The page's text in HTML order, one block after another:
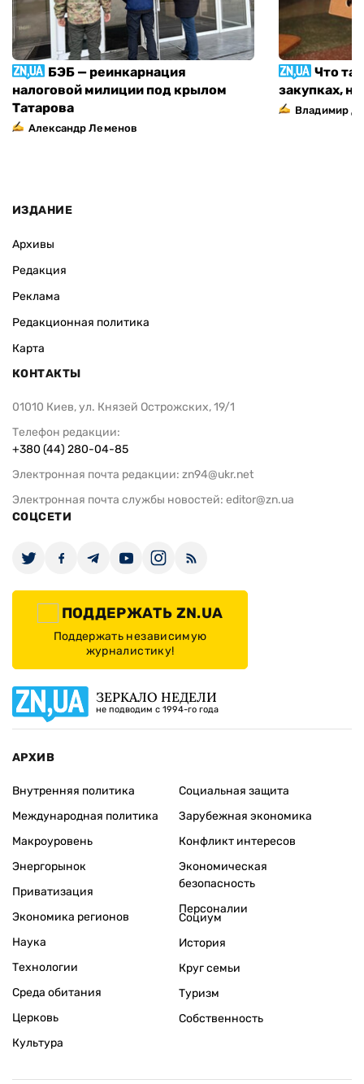
БЭБ — реинкарнация
налоговой милиции под крылом
Татарова
Александр Леменов
Что
закупках,
Владимир
ИЗДАНИЕ
Архивы
Редакция
Реклама
Редакционная политика
Карта
КОНТАКТЫ
01010 Киев, ул. Князей Острожских, 19/1
Телефон редакции:
+380 (44) 280-04-85
Электронная почта редакции: zn94@ukr.net
Электронная почта службы новостей: editor@zn.ua
СОЦСЕТИ
ПОДДЕРЖАТЬ ZN.UA
Поддержать независимую
журналистику!
ЗЕРКАЛО НЕДЕЛИ
не подводим с 1994-го года
АРХИВ
Внутренняя политика
Международная политика
Макроуровень
Энергорынок
Приватизация
Экономика регионов
Социальная защита
Зарубежная экономика
Конфликт интересов
Экономическая
безопасность
Персоналии
Наука
Технологии
Среда обитания
Церковь
Культура
Социум
История
Круг семьи
Туризм
Собственность